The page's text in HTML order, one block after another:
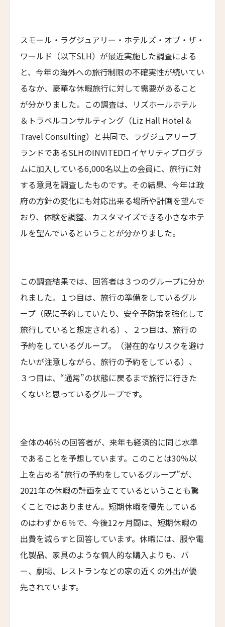
カステル・ボー・サイト
Castel Beau Site
ザ・グレース
The Grace
ムンドゥク・キャビンズ・バイ・デサ・ハイ
Munduk Cabins by Desa Hay
シーナ・ヴィラ・マティルデ
Sina Villa Matilde
ザボラ・エステート
Zabola Estate
ル・ヌメロ3・バイ・シャンパーニュ・ティエノー
Le N°3 by Champagne Thiénot
トルフフス・リトリート
Lchang Nang Retreat
ザ・パソナ ネイチャーバース・リトリート
THE PASONA Natureverse Retreat
マストロヤンニ・ルレ
Mastrojanni Relais
ミー・カボ
ME Cabo
シャンハイ・ムー・ショウ・ジュージン・ホテル
The Spire Hotel
ヨーロッパ・パレス
Europa Palace
ザ・エヴレン
The Evren
スマック マチュピチュ ホテル
SUMAQ Machu Picchu Hotel
アートホテル リポーゾ
ウエスト ベイ クラブ
8人
9人
10人
11人
12人
13人
14人
18人
19人
7人
8人
9人
10人
11人
12人
13人
17人
18人
スモール・ラグジュアリー・ホテルズ・オブ・ザ・
ワールド（以下SLH）が最近実施した調査による
と、今年の海外への旅行制限の不確実性が続いてい
るなか、豪華な休暇旅行に対して需要があること
が分かりました。この調査は、リズホールホテル
＆トラベルコンサルティング（Liz Hall Hotel &
Travel Consulting）と共同で、ラグジュアリーブ
ランドであるSLHのINVITEDロイヤリティプログラ
ムに加入している6,000名以上の会員に、旅行に対
する意見を調査したものです。その結果、今年は政
府の方針の変化にも対応出来る場所や計画を望んで
おり、体験を調整、カスタマイズできる小さなホテ
ルを望んでいるということが分かりました。
この調査結果では、回答者は３つのグループに分か
れました。１つ目は、旅行の準備をしているグル
ープ（既に予約していたり、安全予防策を強化して
旅行していると想定される）、２つ目は、旅行の
予約をしているグループ。（潜在的なリスクを避け
たいが注意しながら、旅行の予約をしている）、
３つ目は、“通常”の状態に戻るまで旅行に行きた
くないと思っているグループです。
全体の46％の回答者が、来年も経済的に同じ水準
であることを予想しています。このことは30％以
上を占める“旅行の予約をしているグループ”が、
2021年の休暇の計画を立てているということも驚
くことではありません。短期休暇を優先している
のはわずか６％で、今後12ヶ月間は、短期休暇の
出費を減らすと回答しています。休暇には、服や電
化製品、家具のような個人的な購入よりも、バ
ー、劇場、レストランなどの家の近くの外出が優
先されています。